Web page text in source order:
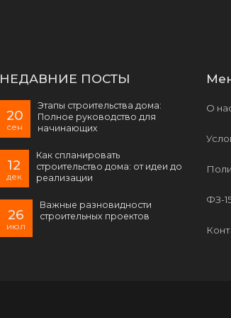
НЕДАВНИЕ ПОСТЫ
20
сен
Этапы строительства дома:
Полное руководство для
начинающих
12
дек
Как спланировать
строительство дома: от идеи до
реализации
26
июл
Важные разновидности
строительных проектов
О
ФЗ-